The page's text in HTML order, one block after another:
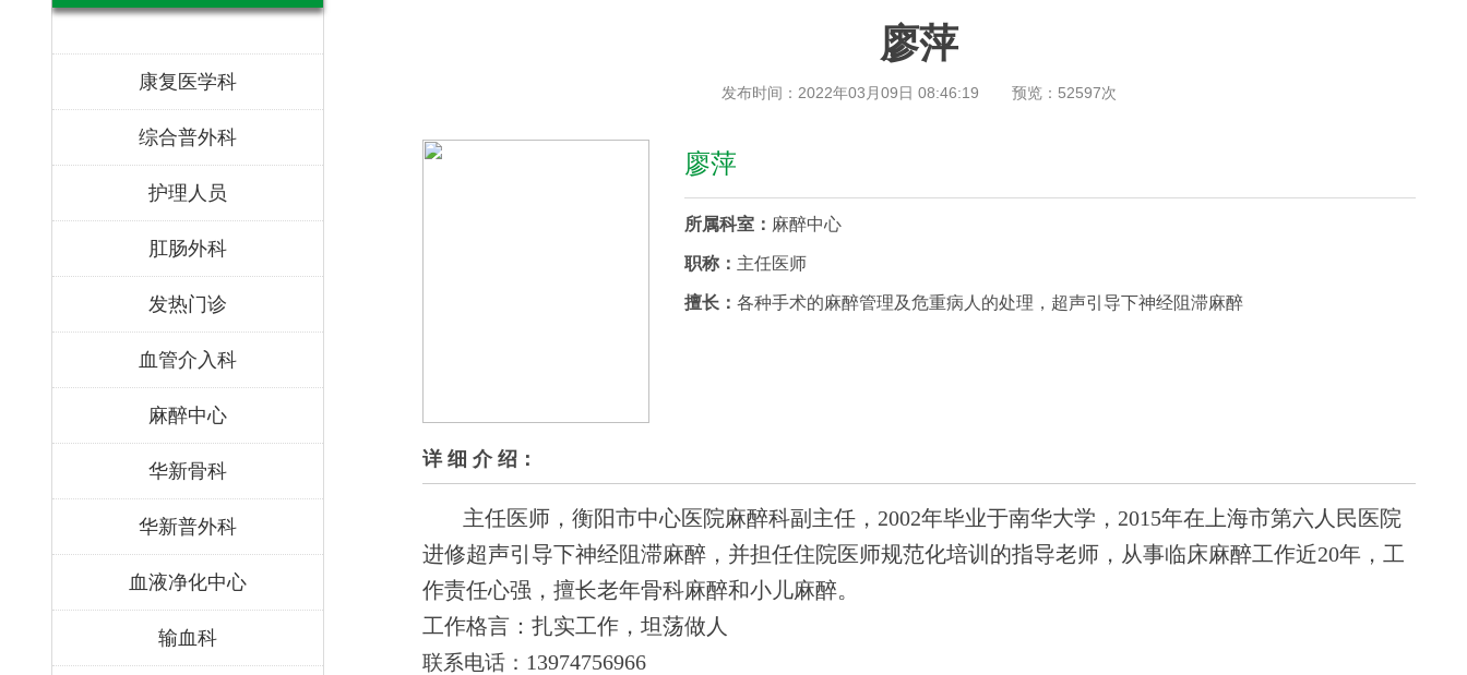
康复医学科
综合普外科
护理人员
肛肠外科
发热门诊
血管介入科
麻醉中心
华新骨科
华新普外科
血液净化中心
输血科
廖萍
发布时间： 2022年03月09日 08:46:19 预览： 52597次
廖萍
所属科室： 麻醉中心
职称： 主任医师
擅长： 各种手术的麻醉管理及危重病人的处理，超声引导下神经阻滞麻醉
详 细 介 绍：
主任医师，衡阳市中心医院麻醉科副主任，2002年毕业于南华大学，2015年在上海市第六人民医院
进修超声引导下神经阻滞麻醉，并担任住院医师规范化培训的指导老师，从事临床麻醉工作近20年，工
作责任心强，擅长老年骨科麻醉和小儿麻醉。
工作格言：扎实工作，坦荡做人
联系电话： 13974756966